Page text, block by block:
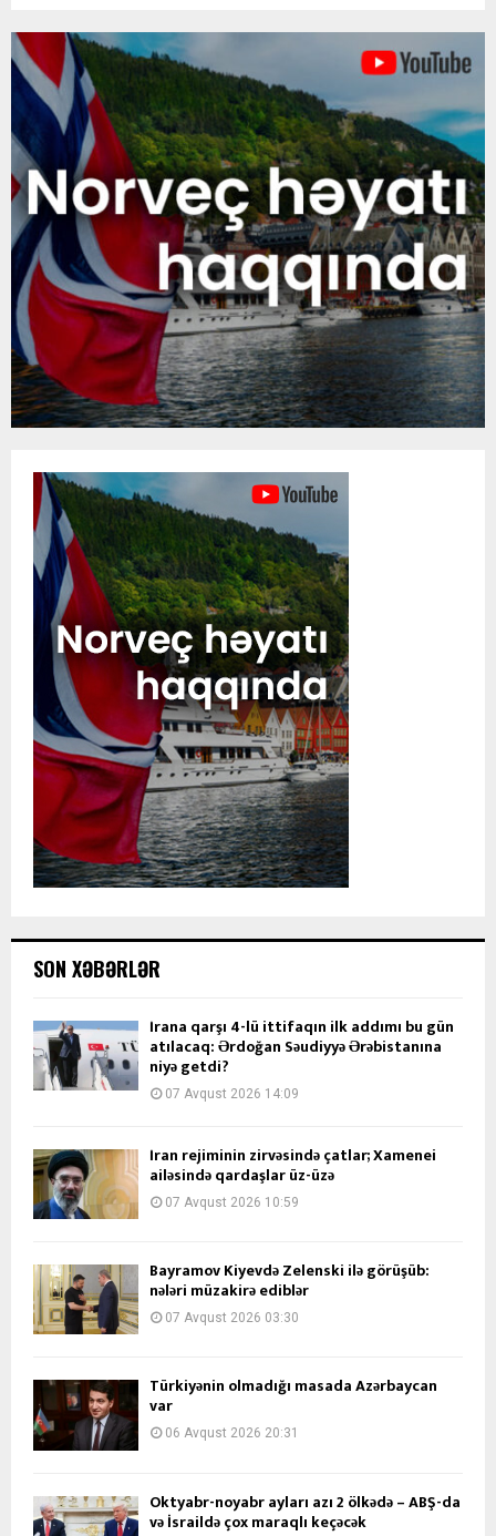
SON XƏBƏRLƏR
İrana qarşı 4-lü ittifaqın ilk addımı bu gün
atılacaq: Ərdoğan Səudiyyə Ərəbistanına
niyə getdi?
07 Avqust 2026 14:09
İran rejiminin zirvəsində çatlar; Xamenei
ailəsində qardaşlar üz-üzə
07 Avqust 2026 10:59
Bayramov Kiyevdə Zelenski ilə görüşüb:
nələri müzakirə ediblər
07 Avqust 2026 03:30
Türkiyənin olmadığı masada Azərbaycan
var
06 Avqust 2026 20:31
Oktyabr-noyabr ayları azı 2 ölkədə – ABŞ-da
və İsraildə çox maraqlı keçəcək